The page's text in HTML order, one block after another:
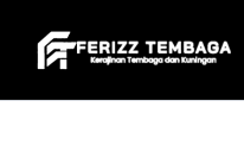
content